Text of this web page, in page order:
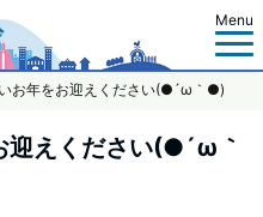
Menu
お年をお迎えください(●´ω｀●)
えください(●´ω｀